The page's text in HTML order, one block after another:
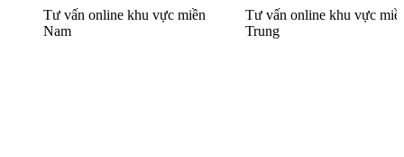
Tư vấn online khu vực miền
Nam
Tư vấn online khu vực
Trung